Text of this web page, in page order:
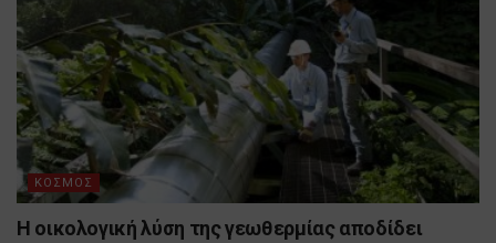
ΚΟΣΜΟΣ
Η οικολογική λύση της γεωθερμίας αποδίδει